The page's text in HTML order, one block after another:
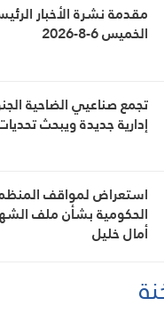
مقدمة نشرة الأخبار
الخميس 6-8-2026
تجمع صناعيي الضاحية
إدارية جديدة ويبحث
استعراض لمواقف
الحكومية بشأن ملف
أمال خليل